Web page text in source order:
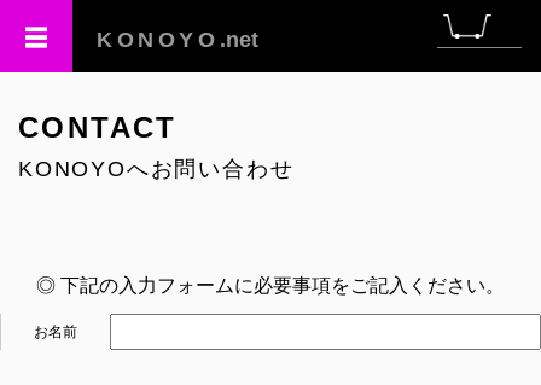
KONOYO .net
CONTACT
KONOYOへお問い合わせ
◎ 下記の入力フォームに必要事項をご記入ください。
お名前